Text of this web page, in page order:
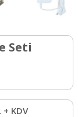
Seti
+ KDV